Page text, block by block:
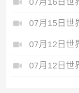
07月15日世